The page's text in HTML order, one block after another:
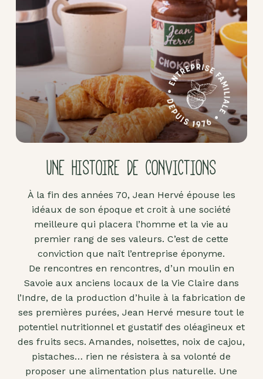
UNE HISTOIRE DE CONVICTIONS
À la fin des années 70, Jean Hervé épouse les
idéaux de son époque et croit à une société
meilleure qui placera l’homme et la vie au
premier rang de ses valeurs. C’est de cette
conviction que naît l’entreprise éponyme.
De rencontres en rencontres, d’un moulin en
Savoie aux anciens locaux de la Vie Claire dans
l’Indre, de la production d’huile à la fabrication de
ses premières purées, Jean Hervé mesure tout le
potentiel nutritionnel et gustatif des oléagineux et
des fruits secs. Amandes, noisettes, noix de cajou,
pistaches… rien ne résistera à sa volonté de
proposer une alimentation plus naturelle. Une
Pâte
d'amande
Pâtes à
tartiner
Produits
lacto-
fermentés
Produits
Purées
fruits
secs
Purées
sucrées
dites
"confits"
Livres
Anti-
gaspi
Promotions